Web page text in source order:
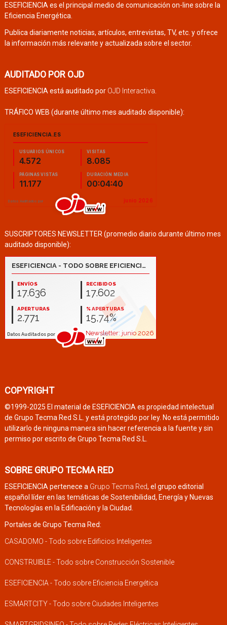
ESEFICIENCIA es el principal medio de comunicación on-line sobre la
Eficiencia Energética.
Publica diariamente noticias, artículos, entrevistas, TV, etc. y ofrece
la información más relevante y actualizada sobre el sector.
AUDITADO POR OJD
ESEFICIENCIA está auditado por OJD Interactiva.
TRÁFICO WEB (durante último mes auditado disponible):
SUSCRIPTORES NEWSLETTER (promedio diario durante último mes
auditado disponible):
COPYRIGHT
©1999-2025 El material de ESEFICIENCIA es propiedad intelectual
de Grupo Tecma Red S.L. y está protegido por ley. No está permitido
utilizarlo de ninguna manera sin hacer referencia a la fuente y sin
permiso por escrito de Grupo Tecma Red S.L.
SOBRE GRUPO TECMA RED
ESEFICIENCIA pertenece a Grupo Tecma Red, el grupo editorial
español líder en las temáticas de Sostenibilidad, Energía y Nuevas
Tecnologías en la Edificación y la Ciudad.
Portales de Grupo Tecma Red:
CASADOMO - Todo sobre Edificios Inteligentes
CONSTRUIBLE - Todo sobre Construcción Sostenible
ESEFICIENCIA - Todo sobre Eficiencia Energética
ESMARTCITY - Todo sobre Ciudades Inteligentes